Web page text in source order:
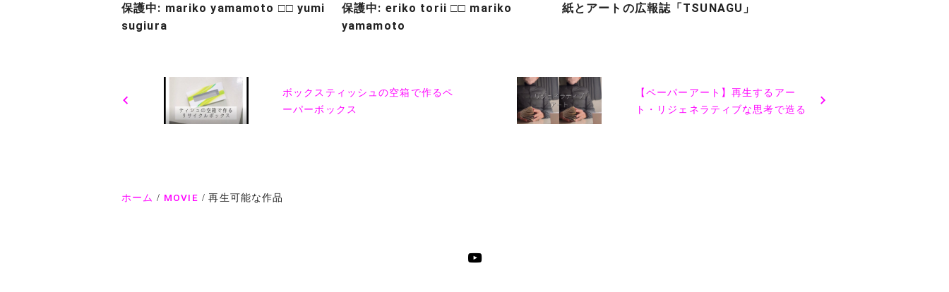
保護中: mariko yamamoto □□ yumi
sugiura
保護中: eriko torii □□ mariko
yamamoto
紙とアートの広報誌「TSUNAGU」
稿
ー
ボックスティッシュの空箱で作るペ
ーパーボックス
【ペーパーアート】再生するアー
ト・リジェネラティブな思考で造る
ホーム MOVIE 再生可能な作品